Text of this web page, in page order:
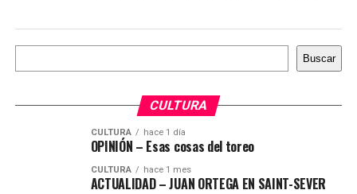
Buscar
Buscar
CULTURA
CULTURA hace 1 día
OPINIÓN – Esas cosas del toreo
CULTURA hace 1 mes
ACTUALIDAD – JUAN ORTEGA EN SAINT-SEVER